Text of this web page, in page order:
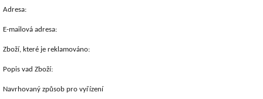
Adresa:
E-mailová adresa:
Zboží, které je reklamováno:
Popis vad Zboží:
Navrhovaný způsob pro vyřízení